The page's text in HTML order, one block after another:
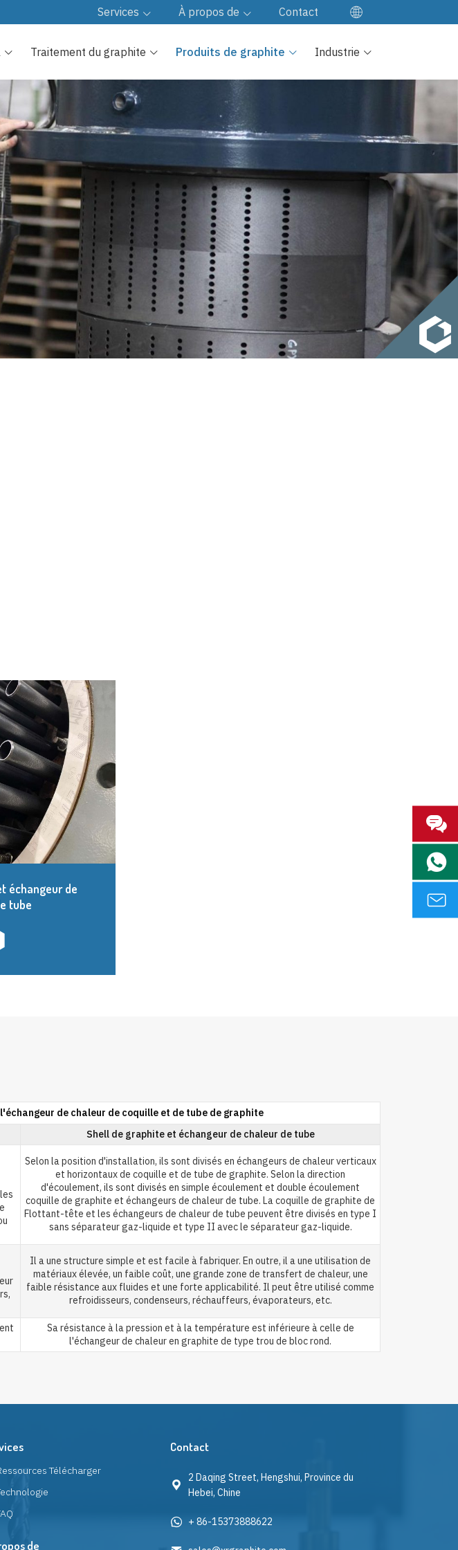
Services
Télécharger
À propos de
Contrôle qualité
Notre culture
Contact
ES
DE
Traitement du graphite Produits de graphite Industrie
échangeur de
tube
de chaleur de coquille et de tube de graphite
Shell de graphite et échangeur de chaleur de tube
Selon la position d'installation, ils sont divisés en échangeurs de chaleur verticaux
et horizontaux de coquille et de tube de graphite. Selon la direction
d'écoulement, ils sont divisés en simple écoulement et double écoulement
coquille de graphite et échangeurs de chaleur de tube. La coquille de graphite de
Flottant-tête et les échangeurs de chaleur de tube peuvent être divisés en type I
sans séparateur gaz-liquide et type II avec le séparateur gaz-liquide.
Il a une structure simple et est facile à fabriquer. En outre, il a une utilisation de
matériaux élevée, un faible coût, une grande zone de transfert de chaleur, une
faible résistance aux fluides et une forte applicabilité. Il peut être utilisé comme
refroidisseurs, condenseurs, réchauffeurs, évaporateurs, etc.
Sa résistance à la pression et à la température est inférieure à celle de
l'échangeur de chaleur en graphite de type trou de bloc rond.
Télécharger
de
Contact
2 Daqing Street, Hengshui, Province du
Hebei, Chine
+ 86-15373888622